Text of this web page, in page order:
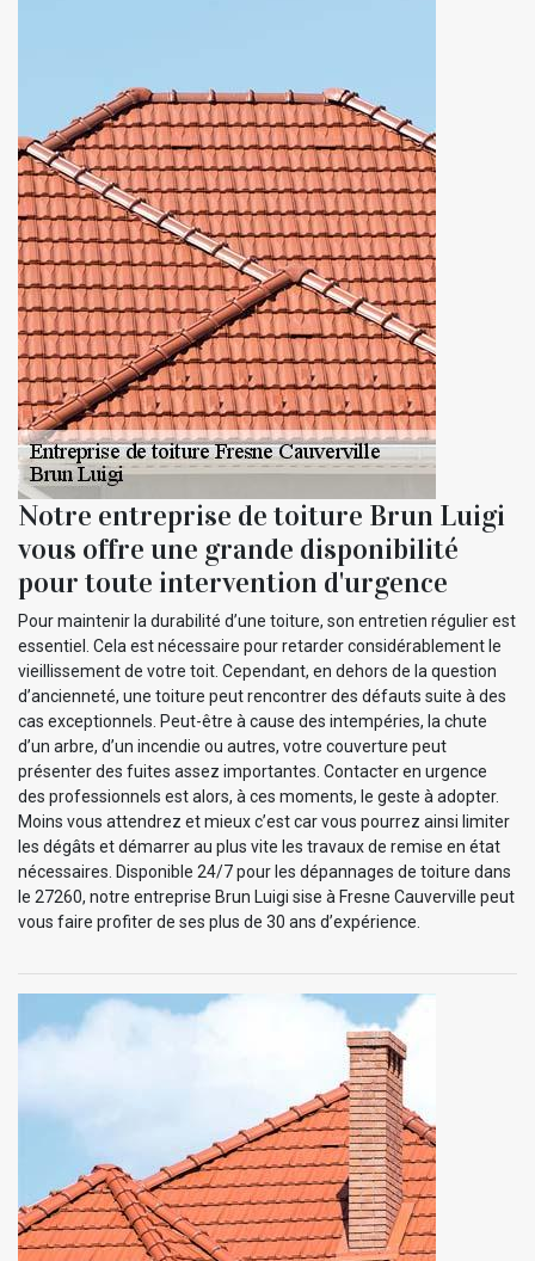
Notre entreprise de toiture Brun Luigi
vous offre une grande disponibilité
pour toute intervention d'urgence
Pour maintenir la durabilité d’une toiture, son entretien régulier est
essentiel. Cela est nécessaire pour retarder considérablement le
vieillissement de votre toit. Cependant, en dehors de la question
d’ancienneté, une toiture peut rencontrer des défauts suite à des
cas exceptionnels. Peut-être à cause des intempéries, la chute
d’un arbre, d’un incendie ou autres, votre couverture peut
présenter des fuites assez importantes. Contacter en urgence
des professionnels est alors, à ces moments, le geste à adopter.
Moins vous attendrez et mieux c’est car vous pourrez ainsi limiter
les dégâts et démarrer au plus vite les travaux de remise en état
nécessaires. Disponible 24/7 pour les dépannages de toiture dans
le 27260, notre entreprise Brun Luigi sise à Fresne Cauverville peut
vous faire profiter de ses plus de 30 ans d’expérience.